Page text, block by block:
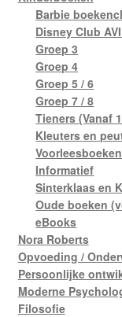
Barbie
Disney Club
Groep 3
Groep 4
Groep 5 / 6
Groep 7 / 8
Tieners (Vanaf
Kleuters en
Voorleesboeken
Informatief
Sinterklaas en
Oude boeken
eBooks
Nora Roberts
Opvoeding /
Persoonlijke
Moderne
Filosofie